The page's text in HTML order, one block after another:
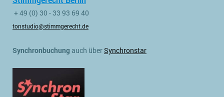
+ 49 (0) 30 - 33 93 69 40
tonstudio@stimmgerecht.de
Synchronbuchung auch überSynchronstar